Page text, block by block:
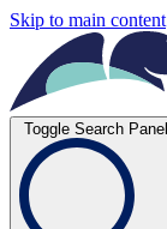
Skip to main content
Toggle Search Panel